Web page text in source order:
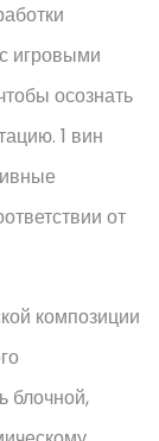
игровыми
осознать
1 вин
от
композиции
блочной,